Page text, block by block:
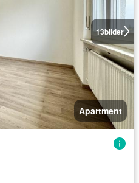
13bilder
Apartment